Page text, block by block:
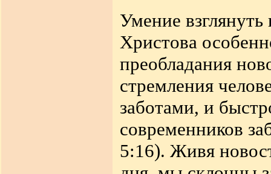
Умение
Христова
преобладания
стремления
заботами, и
современников
5:16). Живя